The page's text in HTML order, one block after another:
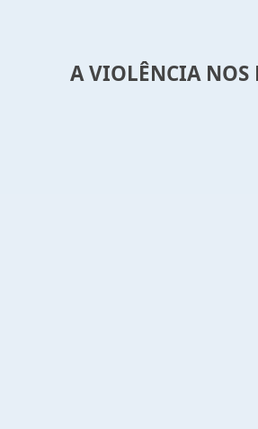
A VIOLÊNCIA NOS